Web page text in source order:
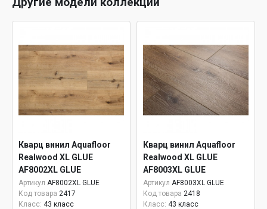
Кварц винил Aquafloor
Realwood XL GLUE
AF8002XL GLUE
Артикул AF8002XL GLUE
Код товара 2417
Класс: 43 класс
Кварц винил Aquafloor
Realwood XL GLUE
AF8003XL GLUE
Артикул AF8003XL GLUE
Код товара 2418
Класс: 43 класс